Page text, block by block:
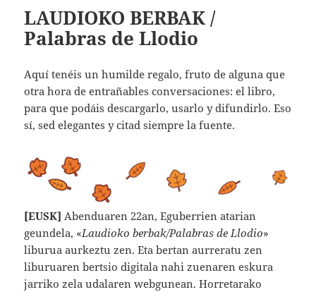
LAUDIOKO BERBAK /
Palabras de Llodio
Aquí tenéis un humilde regalo, fruto de alguna que
otra hora de entrañables conversaciones: el libro,
para que podáis descargarlo, usarlo y difundirlo. Eso
sí, sed elegantes y citad siempre la fuente.
[EUSK] Abenduaren 22an, Eguberrien atarian
geundela, «Laudioko berbak/Palabras de Llodio»
liburua aurkeztu zen. Eta bertan aurreratu zen
liburuaren bertsio digitala nahi zuenaren eskura
jarriko zela udalaren webgunean. Horretarako